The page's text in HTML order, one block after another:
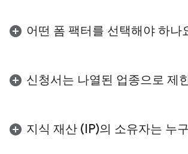
어떤 폼 팩터를 선택해야 하나
이 좋습니다. 적합한 선택은 환경이 집중
입을 위해 설계되었는지 아니면 하루 종
유선 XR 안경선택 :공간 요소와
활용하는 환경을 빌드합니다. 몰
신청서는 나열된 업종으로 제
Android XR의 명확한 사용 사례를 보여
인 애플리케이션은 환영합니다. 프로젝
지식 재산 (IP)의 소유자는 누